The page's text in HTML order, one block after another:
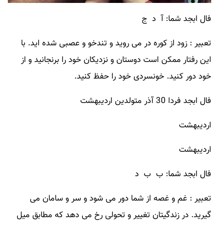
فال ابجد شما: آ د ج
تعبیر : زود از کوره در می روید و تندخو و عصبی شده اید. با
این رفتار ممکن است دوستان و نزدیکان خود را برنجانید و از
خود دور کنید. خونسردی خود را حفظ کنید.
فال ابجد فردا 30 آذر متولدین اردیبهشت
اردیبهشت
اردیبهشت
فال ابجد شما: ب ب د
تعبیر : غم و غصه از شما دور می شود و سر و سامان می
گیرید. در زندگیتان تغییر و تحولی رخ می دهد که مطابق میل